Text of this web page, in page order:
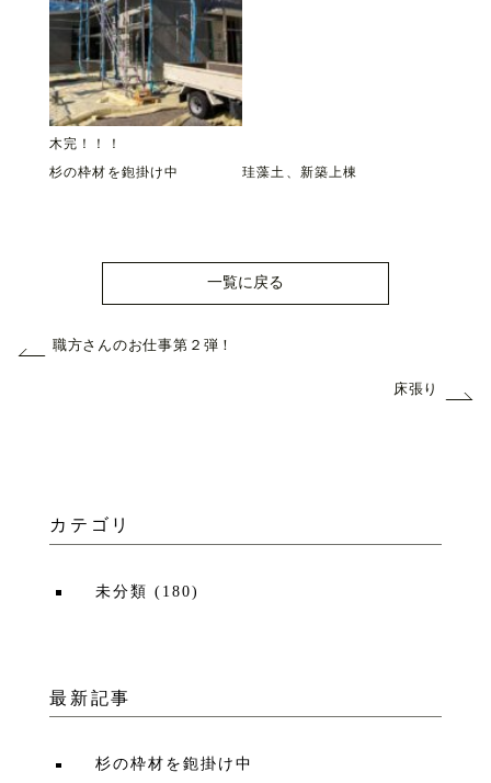
木完！！！
杉の枠材を鉋掛け中 珪藻土、新築上棟
一覧に戻る
職方さんのお仕事第２弾！
床張り
カテゴリ
未分類 ( 180)
最新記事
杉の枠材を鉋掛け中